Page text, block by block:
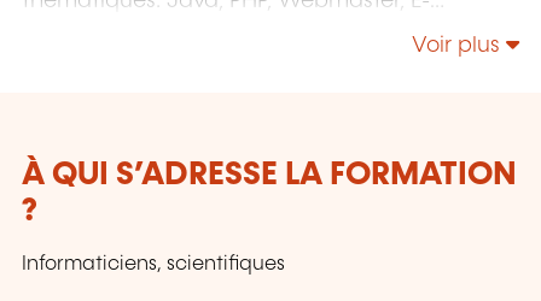
Autocad, Photoshop, l'intelligence artificielle,
Voir plus
À QUI S’ADRESSE LA FORMATION
?
Informaticiens, scientifiques